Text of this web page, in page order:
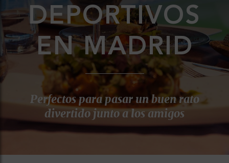
DEPORTIVOS
EN MADRID
Perfectos para pasar un buen rato
divertido junto a los amigos